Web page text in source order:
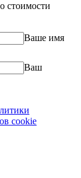
стоимости
Ваше имя
Ваш
cookie